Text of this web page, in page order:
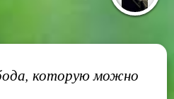
которую можно